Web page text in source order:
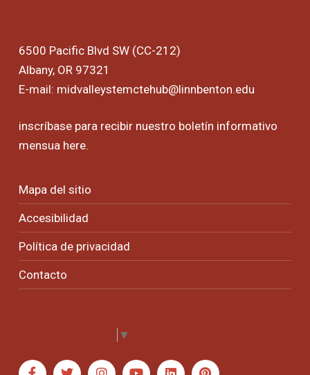
6500 Pacific Blvd SW (CC-212)
Albany, OR 97321
E-mail: midvalleystemctehub@linnbenton.edu
inscríbase para recibir nuestro boletín informativo
mensua here.
Mapa del sitio
Accesibilidad
Política de privacidad
Contacto
▼